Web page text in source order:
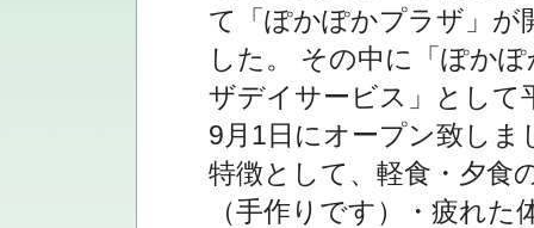
て「ぽかぽかプラザ」が
した。 その中に「ぽか
ザデイサービス」として
9月1日にオープン致しま
特徴として、軽食・夕食
（手作りです）・疲れた